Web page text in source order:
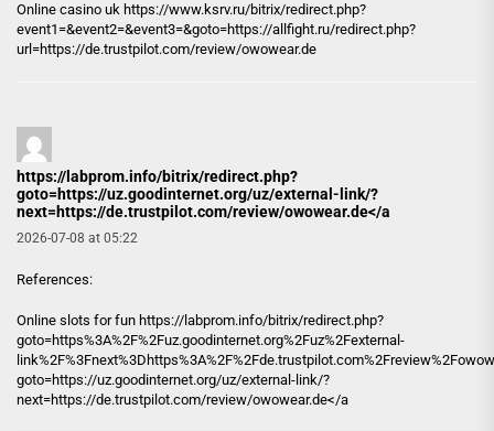
Online casino uk https://www.ksrv.ru/bitrix/redirect.php?
event1=&event2=&event3=&goto=https://allfight.ru/redirect.php?
url=https://de.trustpilot.com/review/owowear.de
https://labprom.info/bitrix/redirect.php?
goto=https://uz.goodinternet.org/uz/external-link/?
next=https://de.trustpilot.com/review/owowear.de</a
2026-07-08 at 05:22
References:
Online slots for fun https://labprom.info/bitrix/redirect.php?
goto=https%3A%2F%2Fuz.goodinternet.org%2Fuz%2Fexternal-
goto=https://uz.goodinternet.org/uz/external-link/?
next=https://de.trustpilot.com/review/owowear.de</a